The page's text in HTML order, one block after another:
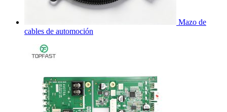
Mazo de
cables de automoción